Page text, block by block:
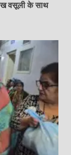
वसूली के साथ